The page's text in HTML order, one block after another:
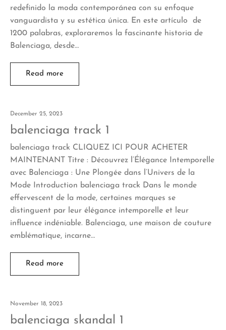
redefinido la moda contemporánea con su enfoque
vanguardista y su estética única. En este artículo de
1200 palabras, exploraremos la fascinante historia de
Balenciaga, desde…
Read more
December 25, 2023
balenciaga track 1
balenciaga track CLIQUEZ ICI POUR ACHETER
MAINTENANT Titre : Découvrez l’Élégance Intemporelle
avec Balenciaga : Une Plongée dans l’Univers de la
Mode Introduction balenciaga track Dans le monde
effervescent de la mode, certaines marques se
distinguent par leur élégance intemporelle et leur
influence indéniable. Balenciaga, une maison de couture
emblématique, incarne…
Read more
November 18, 2023
balenciaga skandal 1